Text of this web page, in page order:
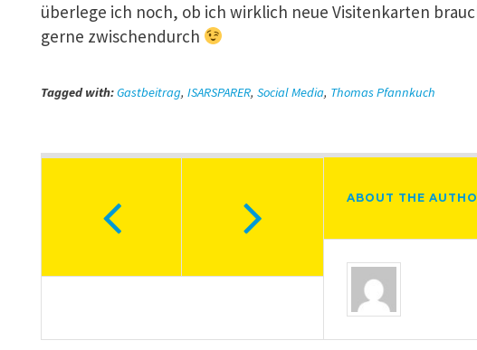
überlege ich noch, ob ich wirklich neue Visitenkarten
gerne zwischendurch
Tagged with:Gastbeitrag, ISARSPARER, Social Media, Thomas Pfannkuch
ABOUT THE